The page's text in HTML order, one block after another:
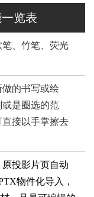
览表
、竹笔、荧光
的书写或绘
是圈选的范
接以手掌擦去
原投影片页自动
物件化导入，